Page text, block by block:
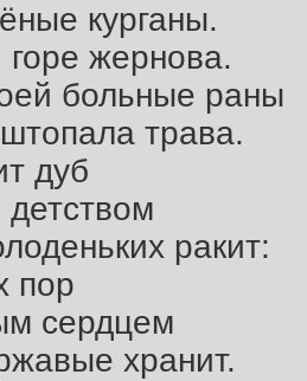
курганы.
жернова.
больные раны
трава.
дуб
ракит:
пор
сердцем
хранит.